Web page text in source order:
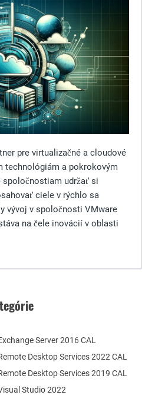
pre virtualizačné a cloudové
technológiám a pokrokovým
spoločnostiam udržať si
ciele v rýchlo sa
vývoj v spoločnosti VMware
na čele inovácií v oblasti
Desktop Services 2022 CAL
Desktop Services 2019 CAL
Server 2016 CAL
Studio 2022